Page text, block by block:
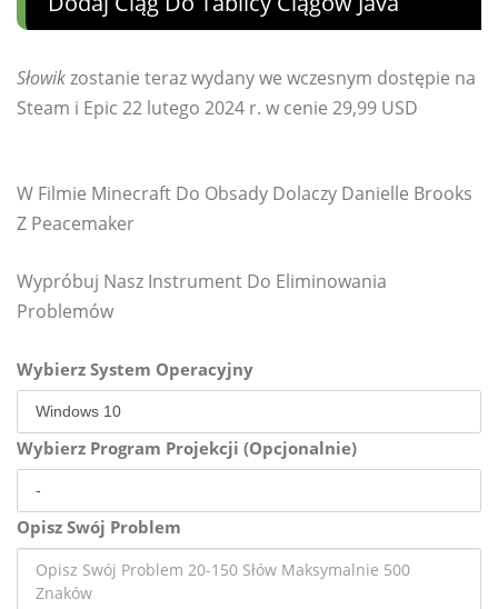
Słowikzostanie teraz wydany we wczesnym dostępie na
Steam i Epic 22 lutego 2024 r. w cenie 29,99 USD
W Filmie Minecraft Do Obsady Dolaczy Danielle Brooks
Z Peacemaker
Wypróbuj Nasz Instrument Do Eliminowania
Problemów
Wybierz System Operacyjny
Wybierz Program Projekcji (Opcjonalnie)
Opisz Swój Problem